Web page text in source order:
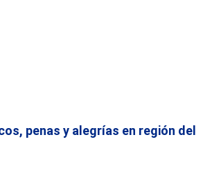
penas y alegrías en región del